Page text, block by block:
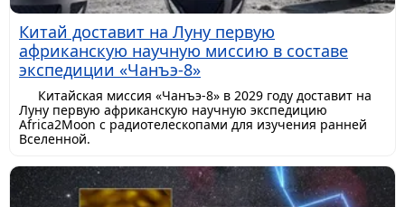
Китай доставит на Луну первую
африканскую научную миссию в составе
экспедиции «Чанъэ-8»
Китайская миссия «Чанъэ-8» в 2029 году доставит на
Луну первую африканскую научную экспедицию
Africa2Moon с радиотелескопами для изучения ранней
Вселенной.